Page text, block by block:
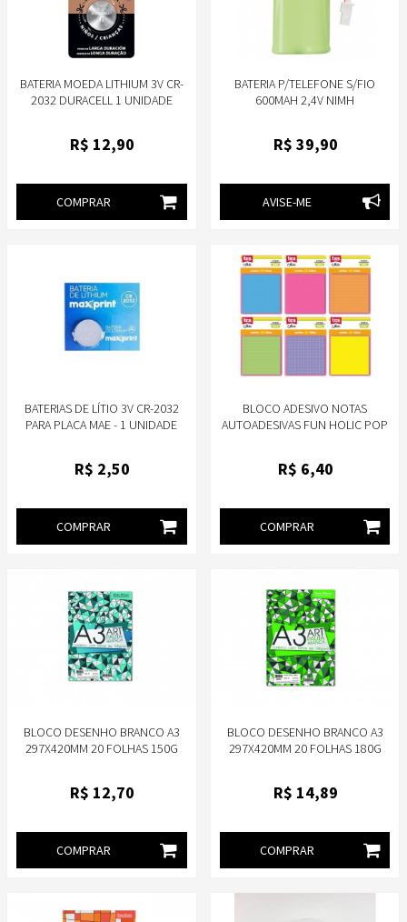
BATERIA MOEDA LITHIUM 3V CR-
2032 DURACELL 1 UNIDADE
R$ 12,90
COMPRAR
BATERIA P/TELEFONE S/FIO
600MAH 2,4V NIMH
TS 5120
R$ 39,90
AVISE-ME
BATERIAS DE LÍTIO 3V CR-2032
PARA PLACA MAE - 1 UNIDADE
R$ 2,50
COMPRAR
BLOCO ADESIVO NOTAS
AUTOADESIVAS FUN HOLIC POP
R$ 6,40
COMPRAR
BLOCO DESENHO BRANCO A3
297X420MM 20 FOLHAS 150G
R$ 12,70
COMPRAR
BLOCO DESENHO BRANCO A3
297X420MM 20 FOLHAS 180G
R$ 14,89
COMPRAR